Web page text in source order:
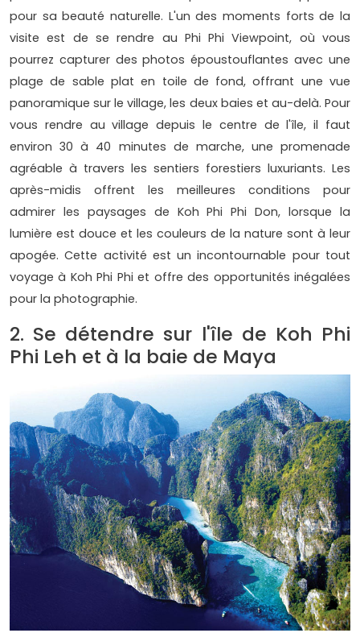
pour sa beauté naturelle. L'un des moments forts de la
visite est de se rendre au Phi Phi Viewpoint, où vous
pourrez capturer des photos époustouflantes avec une
plage de sable plat en toile de fond, offrant une vue
panoramique sur le village, les deux baies et au-delà. Pour
vous rendre au village depuis le centre de l'île, il faut
environ 30 à 40 minutes de marche, une promenade
agréable à travers les sentiers forestiers luxuriants. Les
après-midis offrent les meilleures conditions pour
admirer les paysages de Koh Phi Phi Don, lorsque la
lumière est douce et les couleurs de la nature sont à leur
apogée. Cette activité est un incontournable pour tout
voyage à Koh Phi Phi et offre des opportunités inégalées
pour la photographie.
2. Se détendre sur l'île de Koh Phi
Phi Leh et à la baie de Maya